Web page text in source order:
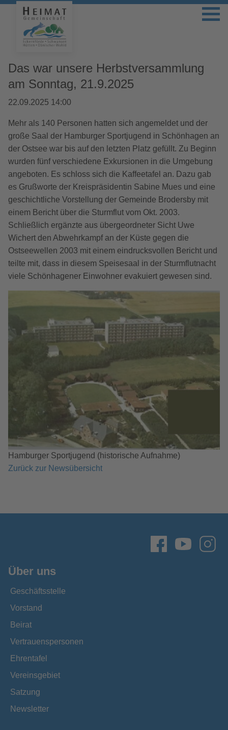
Das war unsere Herbstversammlung
am Sonntag, 21.9.2025
22.09.2025 14:00
Mehr als 140 Personen hatten sich angemeldet und der
große Saal der Hamburger Sportjugend in Schönhagen an
der Ostsee war bis auf den letzten Platz gefüllt. Zu Beginn
wurden fünf verschiedene Exkursionen in die Umgebung
angeboten. Es schloss sich die Kaffeetafel an. Dazu gab
es Grußworte der Kreispräsidentin Sabine Mues und eine
geschichtliche Vorstellung der Gemeinde Brodersby mit
einem Bericht über die Sturmflut vom Okt. 2003.
Schließlich ergänzte aus übergeordneter Sicht Uwe
Wichert den Abwehrkampf an der Küste gegen die
Ostseewellen 2003 mit einem eindrucksvollen Bericht und
teilte mit, dass in diesem Speisesaal in der Sturmflutnacht
viele Schönhagener Einwohner evakuiert gewesen sind.
Hamburger Sportjugend (historische Aufnahme)
Zurück zur Newsübersicht
Über uns
Geschäftsstelle
Vorstand
Beirat
Vertrauenspersonen
Ehrentafel
Vereinsgebiet
Satzung
Newsletter